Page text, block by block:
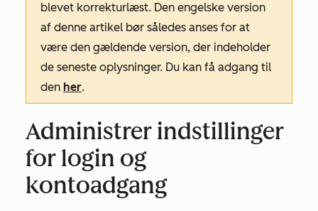
blevet korrekturlæst. Den engelske version
af denne artikel bør således anses for at
være den gældende version, der indeholder
de seneste oplysninger. Du kan få adgang til
den her.
Administrer indstillinger
for login og
kontoadgang